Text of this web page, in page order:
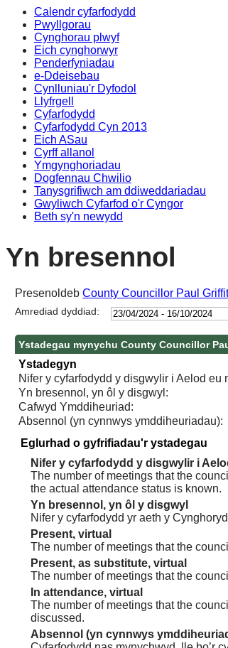
Calendr cyfarfodydd
Pwyllgorau
Cynghorau plwyf
Eich cynghorwyr
Penderfyniadau
e-Ddeisebau
Cynlluniau'r Dyfodol
Llyfrgell
Cyfarfodydd
Cyfarfodydd Cyn 2013
Eich ASau
Cyrff allanol
Ymgynghoriadau
Dogfennau Chwilio
Tanysgrifiwch am ddiweddariadau
Gwyliwch Cyfarfod o'r Cyngor
Beth sy'n newydd
Yn bresennol
PresenoldebCounty Councillor Paul
Amrediad dyddiad:
Ystadegau mynychu County Councillor
Ystadegyn
Nifer y cyfarfodydd y disgwylir i Aelod eu
Yn bresennol, yn ôl y disgwyl:
Cafwyd Ymddiheuriad:
Absennol (yn cynnwys ymddiheuriadau):
Eglurhad o gyfrifiadau'r ystadegau
Nifer y cyfarfodydd y disgwylir i
The number of meetings that the
the actual attendance status is known.
Yn bresennol, yn ôl y disgwyl
Nifer y cyfarfodydd yr aeth y
Present, virtual
The number of meetings that the
Present, as substitute, virtual
The number of meetings that the
In attendance, virtual
The number of meetings that the
discussed.
Absennol (yn cynnwys